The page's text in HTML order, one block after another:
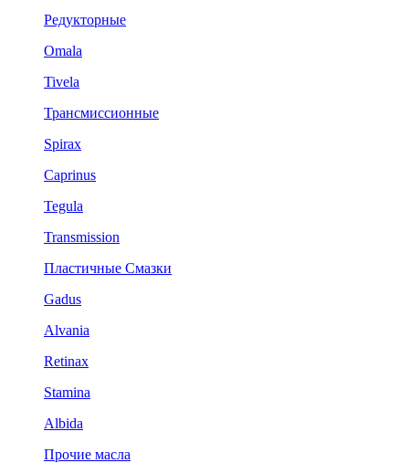
Редукторные
Omala
Tivela
Трансмиссионные
Spirax
Caprinus
Tegula
Transmission
Пластичные Смазки
Gadus
Alvania
Retinax
Stamina
Albida
Прочие масла